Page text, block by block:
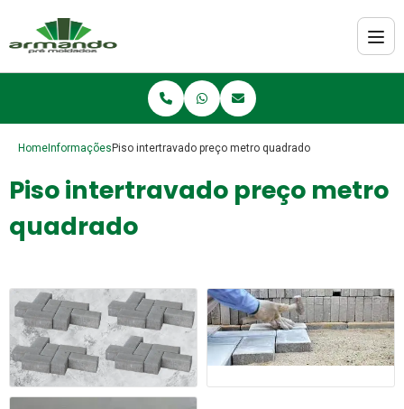
Home Informações Piso intertravado preço metro quadrado
Piso intertravado preço metro
quadrado